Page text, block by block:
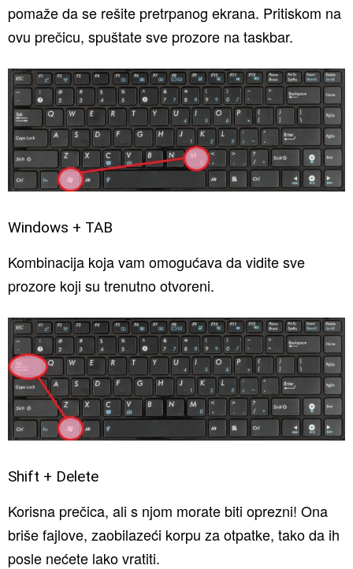
pomaže da se rešite pretrpanog ekrana. Pritiskom na
ovu prečicu, spuštate sve prozore na taskbar.
Windows + TAB
Kombinacija koja vam omogućava da vidite sve
prozore koji su trenutno otvoreni.
Shift + Delete
Korisna prečica, ali s njom morate biti oprezni! Ona
briše fajlove, zaobilazeći korpu za otpatke, tako da ih
posle nećete lako vratiti.